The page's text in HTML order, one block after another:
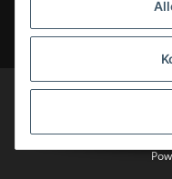
* Alle Preise inkl. gesetzlicher
DE, gilt nicht für Großgeräte
© CS-Multimedia GmbH
Abbildungen ähnlich, alle
Belgien,